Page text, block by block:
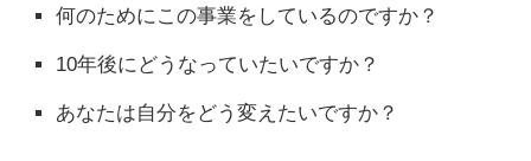
何のためにこの事業をしているのですか？
10年後にどうなっていたいですか？
あなたは自分をどう変えたいですか？